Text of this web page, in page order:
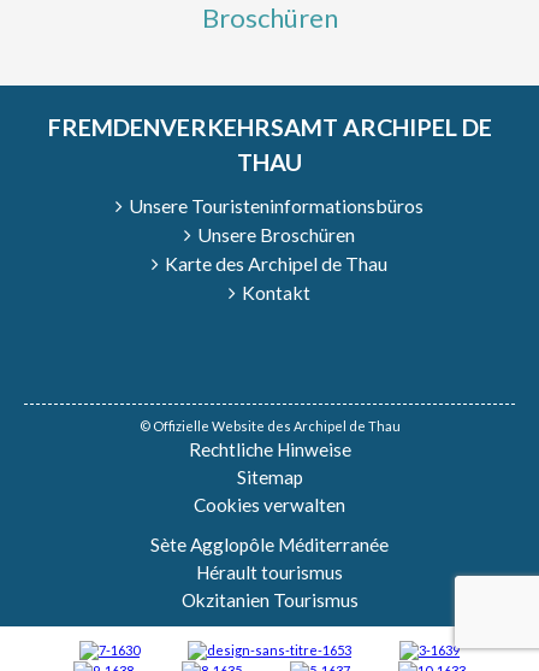
Broschüren
FREMDENVERKEHRSAMT ARCHIPEL DE
THAU
Unsere Touristeninformationsbüros
Unsere Broschüren
Karte des Archipel de Thau
Kontakt
© Offizielle Website des Archipel de Thau
Rechtliche Hinweise
Sitemap
Cookies verwalten
Sète Agglopôle Méditerranée
Hérault tourismus
Okzitanien Tourismus